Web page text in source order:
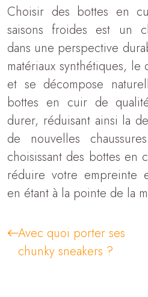
Choisir des bottes en
saisons froides est un
dans une perspective
matériaux synthétiques,
et se décompose
bottes en cuir de
durer, réduisant ainsi la
de nouvelles
choisissant des bottes en
réduire votre empreinte
en étant à la pointe de la
Avec quoi porter ses
chunky sneakers ?